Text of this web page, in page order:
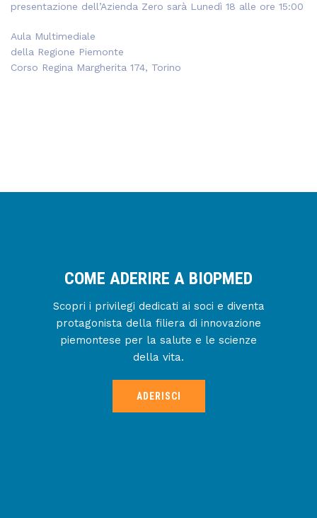
presentazione dell’Azienda Zero sarà Lunedì 18 alle ore 15:00
Aula Multimediale
della Regione Piemonte
Corso Regina Margherita 174, Torino
COME ADERIRE A BIOPMED
Scopri i privilegi dedicati ai soci e diventa
protagonista della filiera di innovazione
piemontese per la salute e le scienze
della vita.
ADERISCI